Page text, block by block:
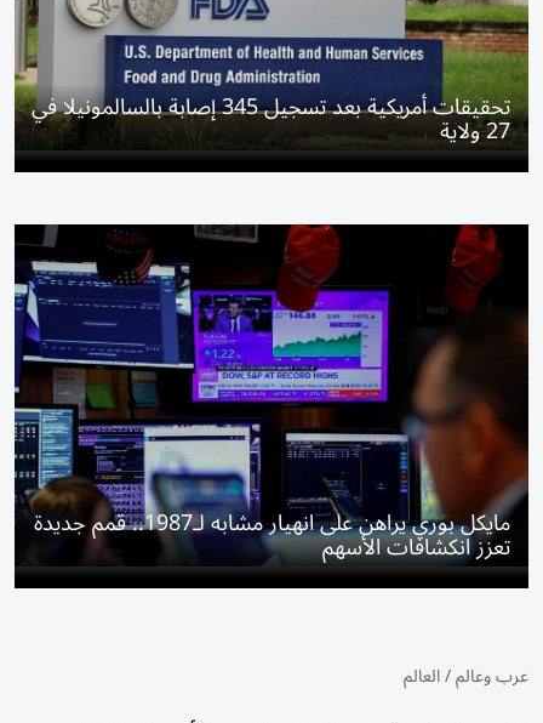
تحقيقات أمريكية بعد تسجيل 345 إصابة بالسالمونيلا في
27 ولاية
مايكل بوري يراهن على انهيار مشابه لـ1987.. قمم جديدة
تعزز انكشافات الأسهم
عرب وعالم/العالم